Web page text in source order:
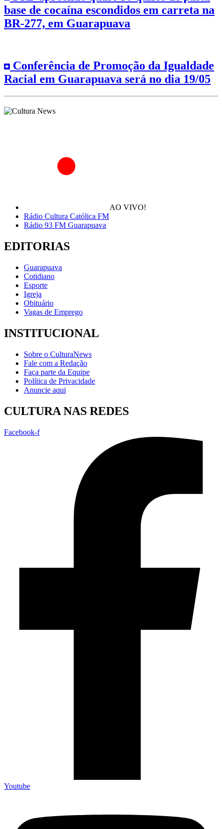
base de cocaína escondidos em carreta na
BR-277, em Guarapuava
Conferência de Promoção da Igualdade
Racial em Guarapuava será no dia 19/05
AO VIVO!
Rádio Cultura Católica FM
Rádio 93 FM Guarapuava
EDITORIAS
Guarapuava
Cotidiano
Esporte
Igreja
Obituário
Vagas de Emprego
INSTITUCIONAL
Sobre o CulturaNews
Fale com a Redação
Faça parte da Equipe
Política de Privacidade
Anuncie aqui
CULTURA NAS REDES
Facebook-f
Youtube